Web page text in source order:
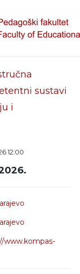
sustavi
i
12:00
www.kompas-